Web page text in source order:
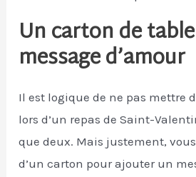
Un carton de
message d’amour
Il est logique de ne pas mettre
lors d’un repas de Saint-
que deux. Mais justement,
d’un carton pour ajouter un